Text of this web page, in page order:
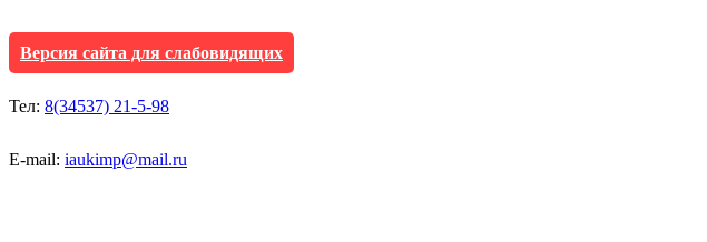
Версия сайта для слабовидящих
Тел: 8(34537) 21-5-98
E-mail: iaukimp@mail.ru